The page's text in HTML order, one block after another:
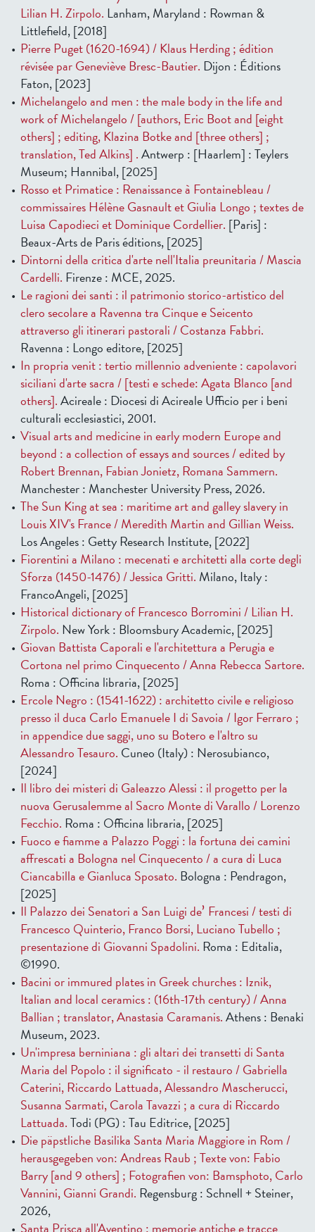
Lilian H. Zirpolo. Lanham, Maryland : Rowman &
Littlefield, [2018]
Pierre Puget (1620-1694) / Klaus Herding ; édition
révisée par Geneviève Bresc-Bautier. Dijon : Éditions
Faton, [2023]
Michelangelo and men : the male body in the life and
work of Michelangelo / [authors, Eric Boot and [eight
others] ; editing, Klazina Botke and [three others] ;
translation, Ted Alkins] .Antwerp : [Haarlem] : Teylers
Museum; Hannibal, [2025]
Rosso et Primatice : Renaissance à Fontainebleau /
commissaires Hélène Gasnault et Giulia Longo ; textes de
Luisa Capodieci et Dominique Cordellier. [Paris] :
Beaux-Arts de Paris éditions, [2025]
Dintorni della critica d'arte nell'Italia preunitaria / Mascia
Cardelli. Firenze : MCE, 2025.
Le ragioni dei santi : il patrimonio storico-artistico del
clero secolare a Ravenna tra Cinque e Seicento
attraverso gli itinerari pastorali / Costanza Fabbri.
Ravenna : Longo editore, [2025]
In propria venit : tertio millennio adveniente : capolavori
siciliani d'arte sacra / [testi e schede: Agata Blanco [and
others].Acireale : Diocesi di Acireale Ufficio per i beni
culturali ecclesiastici, 2001.
Visual arts and medicine in early modern Europe and
beyond : a collection of essays and sources / edited by
Robert Brennan, Fabian Jonietz, Romana Sammern.
Manchester : Manchester University Press, 2026.
The Sun King at sea : maritime art and galley slavery in
Louis XIV's France / Meredith Martin and Gillian Weiss.
Los Angeles : Getty Research Institute, [2022]
Fiorentini a Milano : mecenati e architetti alla corte degli
Sforza (1450-1476) / Jessica Gritti. Milano, Italy :
FrancoAngeli, [2025]
Historical dictionary of Francesco Borromini / Lilian H.
Zirpolo. New York : Bloomsbury Academic, [2025]
Giovan Battista Caporali e l'architettura a Perugia e
Cortona nel primo Cinquecento / Anna Rebecca Sartore.
Roma : Officina libraria, [2025]
Ercole Negro : (1541-1622) : architetto civile e religioso
presso il duca Carlo Emanuele I di Savoia / Igor Ferraro ;
in appendice due saggi, uno su Botero e l'altro su
Alessandro Tesauro. Cuneo (Italy) : Nerosubianco,
[2024]
Il libro dei misteri di Galeazzo Alessi : il progetto per la
nuova Gerusalemme al Sacro Monte di Varallo / Lorenzo
Fecchio. Roma : Officina libraria, [2025]
Fuoco e fiamme a Palazzo Poggi : la fortuna dei camini
affrescati a Bologna nel Cinquecento / a cura di Luca
Ciancabilla e Gianluca Sposato. Bologna : Pendragon,
[2025]
Il Palazzo dei Senatori a San Luigi deʼ Francesi / testi di
Francesco Quinterio, Franco Borsi, Luciano Tubello ;
presentazione di Giovanni Spadolini. Roma : Editalia,
©1990.
Bacini or immured plates in Greek churches : Iznik,
Italian and local ceramics : (16th-17th century) / Anna
Ballian ; translator, Anastasia Caramanis.Athens : Benaki
Museum, 2023.
Un'impresa berniniana : gli altari dei transetti di Santa
Maria del Popolo : il significato - il restauro / Gabriella
Caterini, Riccardo Lattuada, Alessandro Mascherucci,
Susanna Sarmati, Carola Tavazzi ; a cura di Riccardo
Lattuada.Todi (PG) : Tau Editrice, [2025]
Die päpstliche Basilika Santa Maria Maggiore in Rom /
herausgegeben von: Andreas Raub ; Texte von: Fabio
Barry [and 9 others] ; Fotografien von: Bamsphoto, Carlo
Vannini, Gianni Grandi. Regensburg : Schnell + Steiner,
2026,